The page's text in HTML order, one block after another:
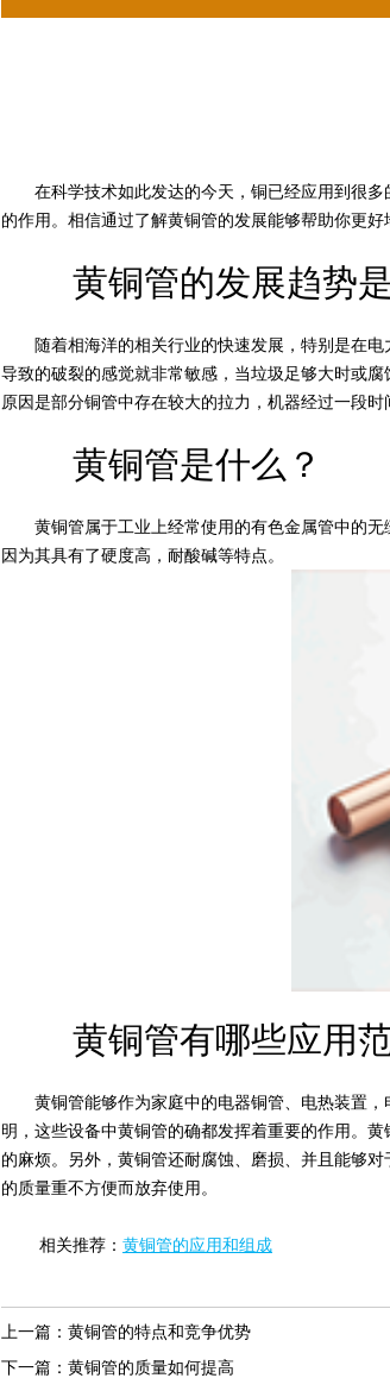
在科学技术如此发达的今天，铜已经应用到很多
的作用。相信通过了解黄铜管的发展能够帮助你更好
黄铜管的发展趋势是
随着相海洋的相关行业的快速发展，特别是在电
导致的破裂的感觉就非常敏感，当垃圾足够大时或
原因是部分铜管中存在较大的拉力，机器经过一段
黄铜管是什么？
黄铜管属于工业上经常使用的有色金属管中的无
因为其具有了硬度高，耐酸碱等特点。
黄铜管有哪些应用范
黄铜管能够作为家庭中的电器铜管、电热装置，
明，这些设备中黄铜管的确都发挥着重要的作用。
的麻烦。另外，黄铜管还耐腐蚀、磨损、并且能够
的质量重不方便而放弃使用。
相关推荐： 黄铜管的应用和组成
上一篇： 黄铜管的特点和竞争优势
下一篇： 黄铜管的质量如何提高